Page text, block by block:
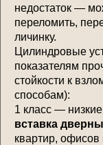
недостаток —
переломить,
личинку.
Цилиндровые
показателям
стойкости к
способам):
1 класс —
вставка
квартир,